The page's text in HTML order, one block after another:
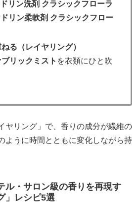
リン洗剤 クラシックフローラ
リン柔軟剤 クラシックフロー
る（レイヤリング）
リックミスト を衣類にひと吹
ヤリング」で、香りの成分が繊維の
ように時間とともに変化しながら持
ル・サロン級の香りを再現す
」レシピ5選